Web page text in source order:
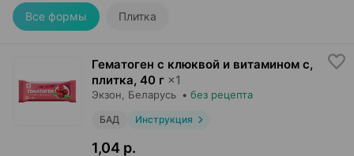
Все формы Плитка
Гематоген с клюквой и витамином с,
плитка, 40 г ×1
Экзон , Беларусь • без рецепта
БАД Инструкция
1,04 р.